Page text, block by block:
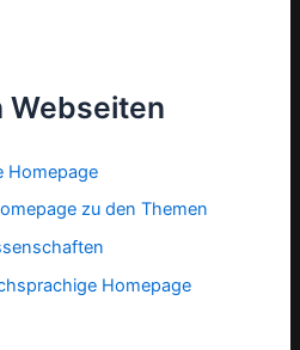
Webseiten
Homepage
zu den Themen
Homepage